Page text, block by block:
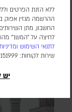
ללא הזנת הפרטים
ההרשמה מגזין אפוק
החשבון, מתן
לחיצה על "המשך"
לתנאי השימוש
שירות לקוחות: 072-2151999 |
יש
דורון פסקין
מספר החיילים
לא נפרס ברצועה,
הפלסטינית